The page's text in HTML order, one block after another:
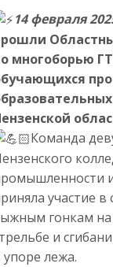
14 февраля
многоборью
Команда
участие
гонкам на
и
упоре лежа.